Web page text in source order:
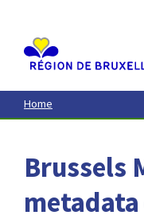
contenu
principal
Home
Brussels